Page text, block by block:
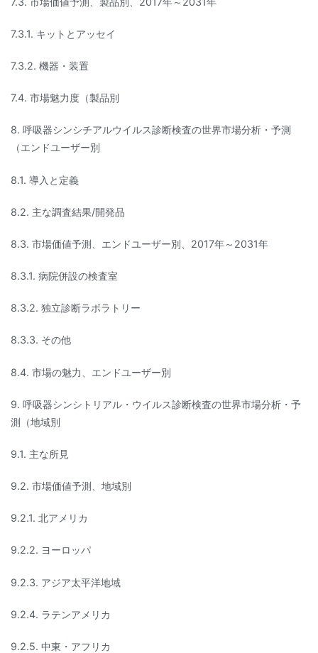
7.3.1. キットとアッセイ
7.3.2. 機器・装置
7.4. 市場魅力度（製品別
8. 呼吸器シンシチアルウイルス診断検査の世界市場分析・予測
（エンドユーザー別
8.1. 導入と定義
8.2. 主な調査結果/開発品
8.3. 市場価値予測、エンドユーザー別、2017年～2031年
8.3.1. 病院併設の検査室
8.3.2. 独立診断ラボラトリー
8.3.3. その他
8.4. 市場の魅力、エンドユーザー別
9. 呼吸器シンシトリアル・ウイルス診断検査の世界市場分析・予
測（地域別
9.1. 主な所見
9.2. 市場価値予測、地域別
9.2.1. 北アメリカ
9.2.2. ヨーロッパ
9.2.3. アジア太平洋地域
9.2.4. ラテンアメリカ
9.2.5. 中東・アフリカ